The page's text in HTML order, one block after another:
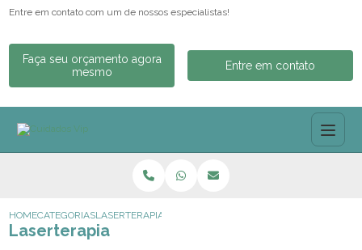
Entre em contato com um de nossos especialistas!
Faça seu orçamento agora
mesmo
Entre em contato
HOMECATEGORIASLASERTERAPIA
Laserterapia